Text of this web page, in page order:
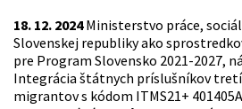
18. 12. 2024Ministerstvo práce,
Slovenskej republiky ako
pre Program Slovensko 2021-2027,
Integrácia štátnych príslušníkov
migrantov s kódom ITMS21+